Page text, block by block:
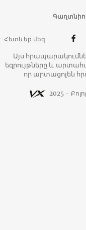
Հետևեք մեզ
Այս
եզրույթները և
որ արտացոլեն
2025 -